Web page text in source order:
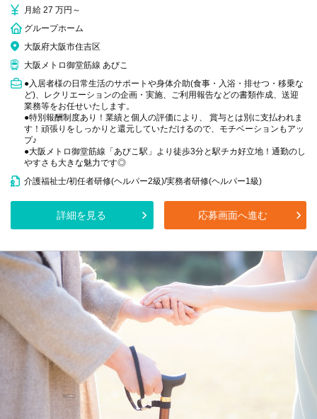
月給 27 万円～
グループホーム
大阪府大阪市住吉区
大阪メトロ御堂筋線 あびこ
●入居者様の日常生活のサポートや身体介助(食事・入浴・排せつ・移乗な
ど)、レクリエーションの企画・実施、ご利用報告などの書類作成、送迎
業務等をお任せいたします。
●特別報酬制度あり！業績と個人の評価により、 賞与とは別に支払われま
す！頑張りをしっかりと還元していただけるので、モチベーションもアッ
プ♪
●大阪メトロ御堂筋線「あびこ駅」より徒歩3分と駅チカ好立地！通勤のし
やすさも大きな魅力です◎
介護福祉士/初任者研修(ヘルパー2級)/実務者研修(ヘルパー1級)
詳細を見る 応募画面へ進む